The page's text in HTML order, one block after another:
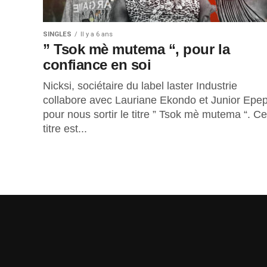
SINGLES Il y a 6 ans
” Tsok mè mutema “, pour la
confiance en soi
Nicksi, sociétaire du label laster Industrie
collabore avec Lauriane Ekondo et Junior
pour nous sortir le titre ” Tsok mè mutema “. Ce
titre est...